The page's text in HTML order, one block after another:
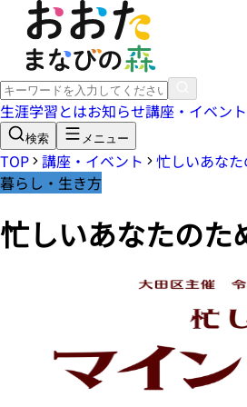
生涯学習とはお知らせ講座・イベント
検索 メニュー
TOP 講座・イベント
忙しいあなた
暮らし・生き方
忙しいあなたのた